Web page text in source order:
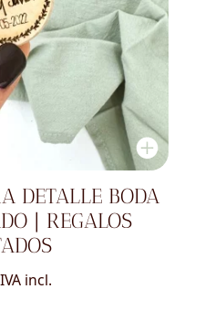
DETALLE BODA
| REGALOS
IVA incl.